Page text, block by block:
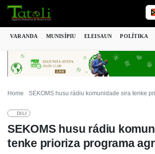
VARANDA MUNISÍPIU ELEISAUN POLÍTIKA
Home SEKOMS husu rádiu komunidade sira tenke
DILI
SEKOMS husu rádiu
tenke prioriza programa